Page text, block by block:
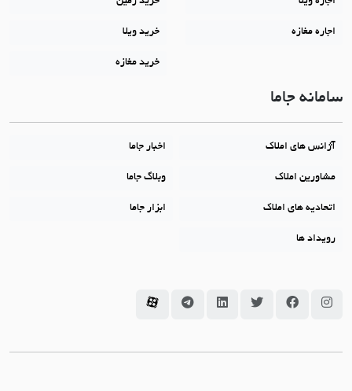
اجاره مغازه خرید ویلا
خرید مغازه
سامانه جاما
آژانس های املاک اخبار جاما
مشاورین املاک وبلاگ جاما
اتحادیه های املاک ابزار جاما
رویداد ها
سامانه جاما در اینستاگرام
سامانه جاما در فیسبوک
سامانه جاما در توئیتر
سامانه جاما در لینکداین
سامانه جاما در تلگرام
سامانه جاما در آپارات